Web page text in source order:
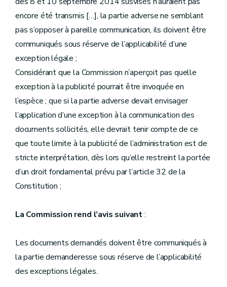
encore été transmis […], la partie adverse ne semblant
pas s’opposer à pareille communication, ils doivent être
communiqués sous réserve de l’applicabilité d’une
exception légale ;
Considérant que la Commission n’aperçoit pas quelle
exception à la publicité pourrait être invoquée en
l’espèce ; que si la partie adverse devait envisager
l’application d’une exception à la communication des
documents sollicités, elle devrait tenir compte de ce
que toute limite à la publicité de l’administration est de
stricte interprétation, dès lors qu’elle restreint la portée
d’un droit fondamental prévu par l’article 32 de la
Constitution ;
La Commission rend l’avis suivant:
Les documents demandés doivent être communiqués à
la partie demanderesse sous réserve de l’applicabilité
des exceptions légales.